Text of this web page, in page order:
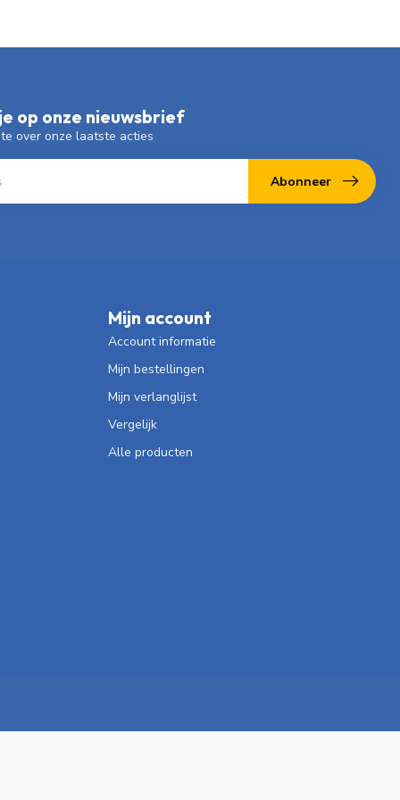
op onze nieuwsbrief
over onze laatste acties
Abonneer
Mijn account
Account informatie
Mijn bestellingen
Mijn verlanglijst
Vergelijk
Alle producten